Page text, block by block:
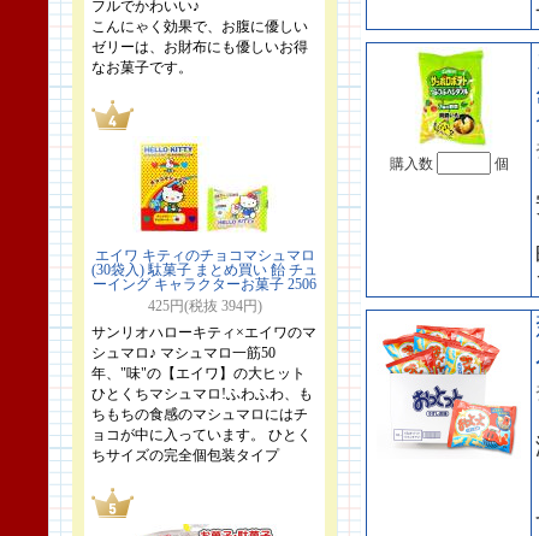
フルでかわいい♪
こんにゃく効果で、お腹に優しい
ゼリーは、お財布にも優しいお得
なお菓子です。
エイワ キティのチョコマシュマロ
(30袋入) 駄菓子 まとめ買い 飴 チュ
ーイング キャラクターお菓子 2506
425円(税抜 394円)
サンリオハローキティ×エイワのマ
シュマロ♪ マシュマロ一筋50
年、"味"の【エイワ】の大ヒット
ひとくちマシュマロ!ふわふわ、も
ちもちの食感のマシュマロにはチ
ョコが中に入っています。 ひとく
ちサイズの完全個包装タイプ
購入数 個